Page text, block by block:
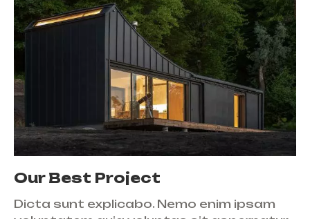
Our Best Project
Dicta sunt explicabo. Nemo enim ipsam